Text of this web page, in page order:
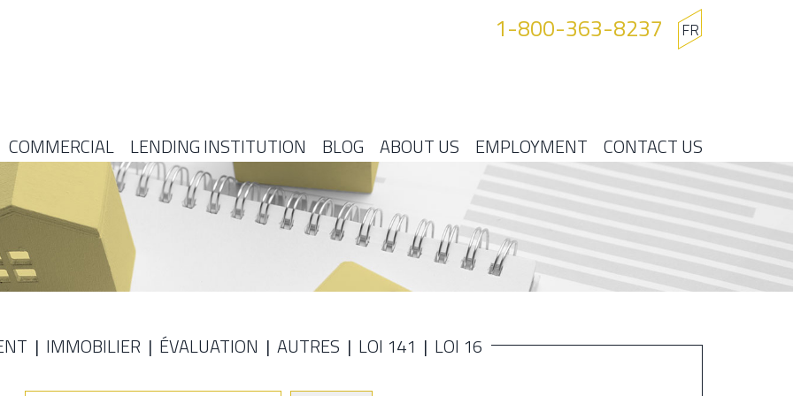
FR
1-800-363-8237
COMMERCIAL LENDING INSTITUTION BLOG ABOUT US EMPLOYMENT CONTACT US
IMMOBILIER ÉVALUATION AUTRES LOI 141 LOI 16